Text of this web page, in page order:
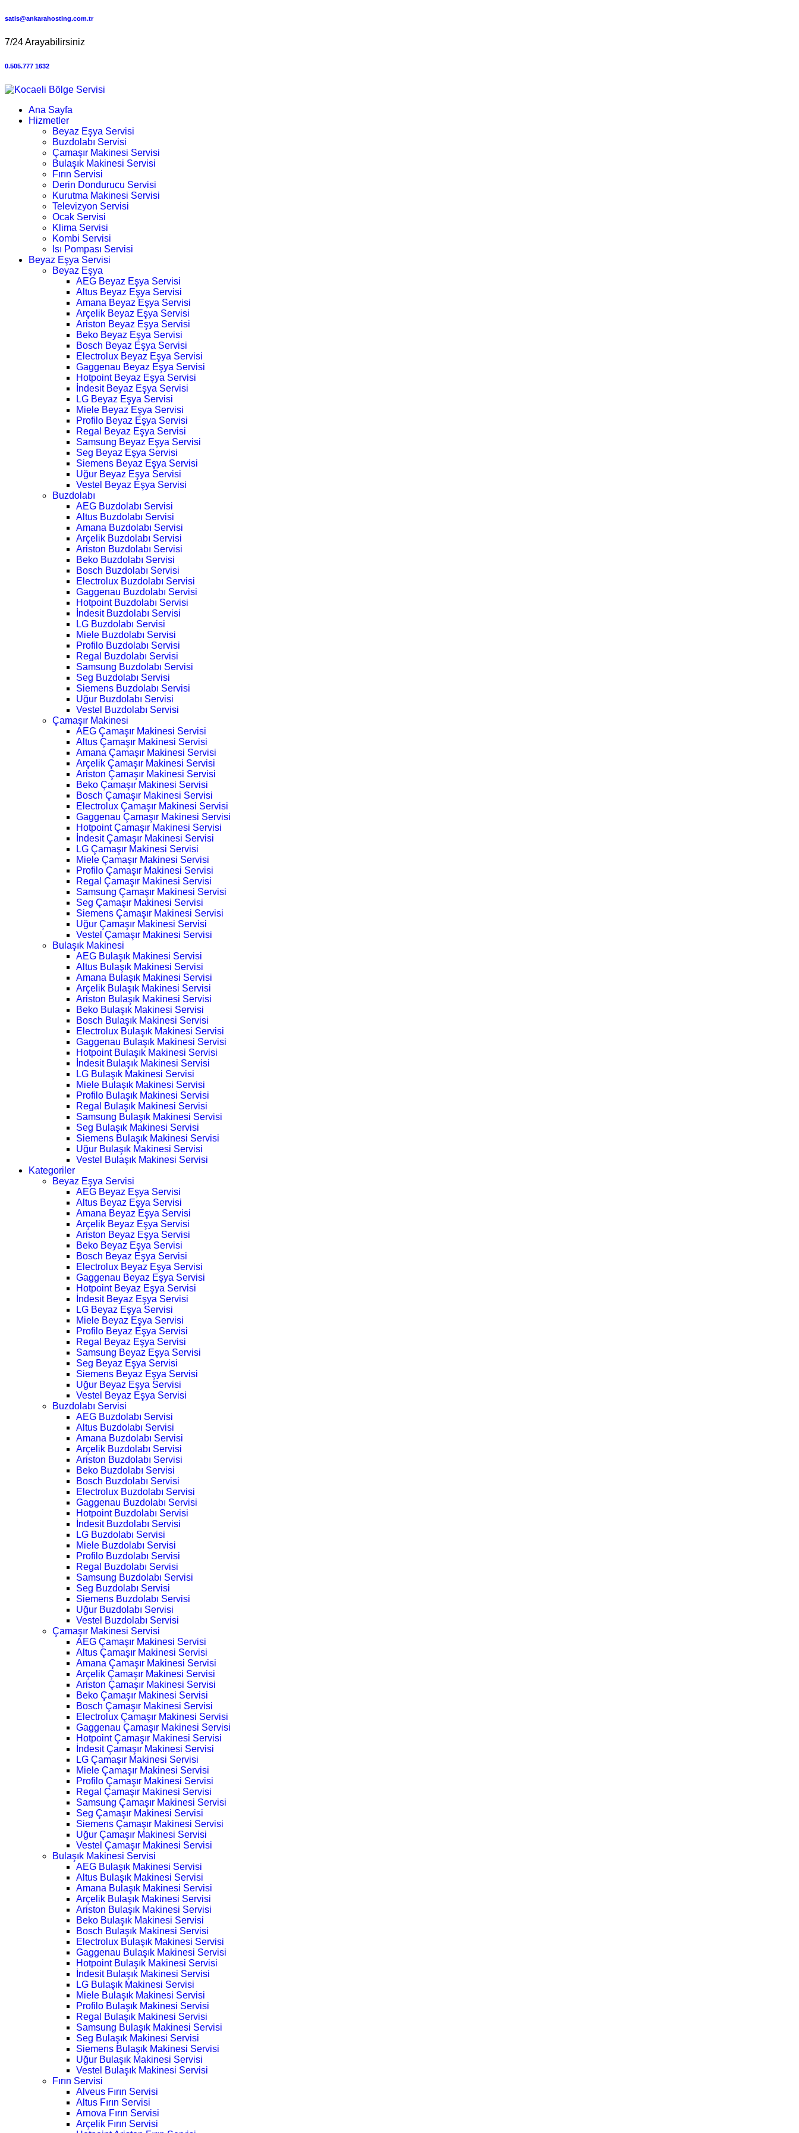
satis@ankarahosting.com.tr
7/24 Arayabilirsiniz
0.505.777 1632
Ana Sayfa
Hizmetler
Beyaz Eşya Servisi
Buzdolabı Servisi
Çamaşır Makinesi Servisi
Bulaşık Makinesi Servisi
Fırın Servisi
Derin Dondurucu Servisi
Kurutma Makinesi Servisi
Televizyon Servisi
Ocak Servisi
Klima Servisi
Kombi Servisi
Isı Pompası Servisi
Beyaz Eşya Servisi
Beyaz Eşya
AEG Beyaz Eşya Servisi
Altus Beyaz Eşya Servisi
Amana Beyaz Eşya Servisi
Arçelik Beyaz Eşya Servisi
Ariston Beyaz Eşya Servisi
Beko Beyaz Eşya Servisi
Bosch Beyaz Eşya Servisi
Electrolux Beyaz Eşya Servisi
Gaggenau Beyaz Eşya Servisi
Hotpoint Beyaz Eşya Servisi
İndesit Beyaz Eşya Servisi
LG Beyaz Eşya Servisi
Miele Beyaz Eşya Servisi
Profilo Beyaz Eşya Servisi
Regal Beyaz Eşya Servisi
Samsung Beyaz Eşya Servisi
Seg Beyaz Eşya Servisi
Siemens Beyaz Eşya Servisi
Uğur Beyaz Eşya Servisi
Vestel Beyaz Eşya Servisi
Buzdolabı
AEG Buzdolabı Servisi
Altus Buzdolabı Servisi
Amana Buzdolabı Servisi
Arçelik Buzdolabı Servisi
Ariston Buzdolabı Servisi
Beko Buzdolabı Servisi
Bosch Buzdolabı Servisi
Electrolux Buzdolabı Servisi
Gaggenau Buzdolabı Servisi
Hotpoint Buzdolabı Servisi
İndesit Buzdolabı Servisi
LG Buzdolabı Servisi
Miele Buzdolabı Servisi
Profilo Buzdolabı Servisi
Regal Buzdolabı Servisi
Samsung Buzdolabı Servisi
Seg Buzdolabı Servisi
Siemens Buzdolabı Servisi
Uğur Buzdolabı Servisi
Vestel Buzdolabı Servisi
Çamaşır Makinesi
AEG Çamaşır Makinesi Servisi
Altus Çamaşır Makinesi Servisi
Amana Çamaşır Makinesi Servisi
Arçelik Çamaşır Makinesi Servisi
Ariston Çamaşır Makinesi Servisi
Beko Çamaşır Makinesi Servisi
Bosch Çamaşır Makinesi Servisi
Electrolux Çamaşır Makinesi Servisi
Gaggenau Çamaşır Makinesi Servisi
Hotpoint Çamaşır Makinesi Servisi
İndesit Çamaşır Makinesi Servisi
LG Çamaşır Makinesi Servisi
Miele Çamaşır Makinesi Servisi
Profilo Çamaşır Makinesi Servisi
Regal Çamaşır Makinesi Servisi
Samsung Çamaşır Makinesi Servisi
Seg Çamaşır Makinesi Servisi
Siemens Çamaşır Makinesi Servisi
Uğur Çamaşır Makinesi Servisi
Vestel Çamaşır Makinesi Servisi
Bulaşık Makinesi
AEG Bulaşık Makinesi Servisi
Altus Bulaşık Makinesi Servisi
Amana Bulaşık Makinesi Servisi
Arçelik Bulaşık Makinesi Servisi
Ariston Bulaşık Makinesi Servisi
Beko Bulaşık Makinesi Servisi
Bosch Bulaşık Makinesi Servisi
Electrolux Bulaşık Makinesi Servisi
Gaggenau Bulaşık Makinesi Servisi
Hotpoint Bulaşık Makinesi Servisi
İndesit Bulaşık Makinesi Servisi
LG Bulaşık Makinesi Servisi
Miele Bulaşık Makinesi Servisi
Profilo Bulaşık Makinesi Servisi
Regal Bulaşık Makinesi Servisi
Samsung Bulaşık Makinesi Servisi
Seg Bulaşık Makinesi Servisi
Siemens Bulaşık Makinesi Servisi
Uğur Bulaşık Makinesi Servisi
Vestel Bulaşık Makinesi Servisi
Kategoriler
Beyaz Eşya Servisi
AEG Beyaz Eşya Servisi
Altus Beyaz Eşya Servisi
Amana Beyaz Eşya Servisi
Arçelik Beyaz Eşya Servisi
Ariston Beyaz Eşya Servisi
Beko Beyaz Eşya Servisi
Bosch Beyaz Eşya Servisi
Electrolux Beyaz Eşya Servisi
Gaggenau Beyaz Eşya Servisi
Hotpoint Beyaz Eşya Servisi
İndesit Beyaz Eşya Servisi
LG Beyaz Eşya Servisi
Miele Beyaz Eşya Servisi
Profilo Beyaz Eşya Servisi
Regal Beyaz Eşya Servisi
Samsung Beyaz Eşya Servisi
Seg Beyaz Eşya Servisi
Siemens Beyaz Eşya Servisi
Uğur Beyaz Eşya Servisi
Vestel Beyaz Eşya Servisi
Buzdolabı Servisi
AEG Buzdolabı Servisi
Altus Buzdolabı Servisi
Amana Buzdolabı Servisi
Arçelik Buzdolabı Servisi
Ariston Buzdolabı Servisi
Beko Buzdolabı Servisi
Bosch Buzdolabı Servisi
Electrolux Buzdolabı Servisi
Gaggenau Buzdolabı Servisi
Hotpoint Buzdolabı Servisi
İndesit Buzdolabı Servisi
LG Buzdolabı Servisi
Miele Buzdolabı Servisi
Profilo Buzdolabı Servisi
Regal Buzdolabı Servisi
Samsung Buzdolabı Servisi
Seg Buzdolabı Servisi
Siemens Buzdolabı Servisi
Uğur Buzdolabı Servisi
Vestel Buzdolabı Servisi
Çamaşır Makinesi Servisi
AEG Çamaşır Makinesi Servisi
Altus Çamaşır Makinesi Servisi
Amana Çamaşır Makinesi Servisi
Arçelik Çamaşır Makinesi Servisi
Ariston Çamaşır Makinesi Servisi
Beko Çamaşır Makinesi Servisi
Bosch Çamaşır Makinesi Servisi
Electrolux Çamaşır Makinesi Servisi
Gaggenau Çamaşır Makinesi Servisi
Hotpoint Çamaşır Makinesi Servisi
İndesit Çamaşır Makinesi Servisi
LG Çamaşır Makinesi Servisi
Miele Çamaşır Makinesi Servisi
Profilo Çamaşır Makinesi Servisi
Regal Çamaşır Makinesi Servisi
Samsung Çamaşır Makinesi Servisi
Seg Çamaşır Makinesi Servisi
Siemens Çamaşır Makinesi Servisi
Uğur Çamaşır Makinesi Servisi
Vestel Çamaşır Makinesi Servisi
Bulaşık Makinesi Servisi
AEG Bulaşık Makinesi Servisi
Altus Bulaşık Makinesi Servisi
Amana Bulaşık Makinesi Servisi
Arçelik Bulaşık Makinesi Servisi
Ariston Bulaşık Makinesi Servisi
Beko Bulaşık Makinesi Servisi
Bosch Bulaşık Makinesi Servisi
Electrolux Bulaşık Makinesi Servisi
Gaggenau Bulaşık Makinesi Servisi
Hotpoint Bulaşık Makinesi Servisi
İndesit Bulaşık Makinesi Servisi
LG Bulaşık Makinesi Servisi
Miele Bulaşık Makinesi Servisi
Profilo Bulaşık Makinesi Servisi
Regal Bulaşık Makinesi Servisi
Samsung Bulaşık Makinesi Servisi
Seg Bulaşık Makinesi Servisi
Siemens Bulaşık Makinesi Servisi
Uğur Bulaşık Makinesi Servisi
Vestel Bulaşık Makinesi Servisi
Fırın Servisi
Alveus Fırın Servisi
Altus Fırın Servisi
Arnova Fırın Servisi
Arçelik Fırın Servisi